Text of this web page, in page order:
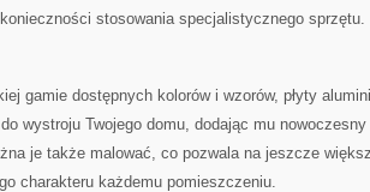
stosowania specjalistycznego sprzętu.
gamie dostępnych kolorów i wzorów, płyty‍
wystroju Twojego⁤ domu, dodając mu
je także malować, co pozwala na jeszcze
charakteru każdemu pomieszczeniu.